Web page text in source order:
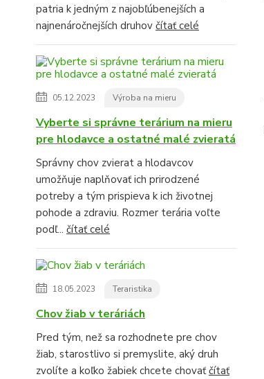
patria k jedným z najobľúbenejších a
najnenáročnejších druhov čítať celé
05.12.2023 Výroba na mieru
Vyberte si správne terárium na mieru
pre hlodavce a ostatné malé zvieratá
Správny chov zvierat a hlodavcov
umožňuje naplňovať ich prirodzené
potreby a tým prispieva k ich životnej
pohode a zdraviu. Rozmer terária voľte
podľ... čítať celé
18.05.2023 Teraristika
Chov žiab v teráriách
Pred tým, než sa rozhodnete pre chov
žiab, starostlivo si premyslite, aký druh
zvolíte a koľko žabiek chcete chovaťčítať